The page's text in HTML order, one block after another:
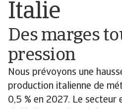
Italie
Des marges
pression
Nous prévoyons une
production italienne de
0,5 % en 2027. Le secteur